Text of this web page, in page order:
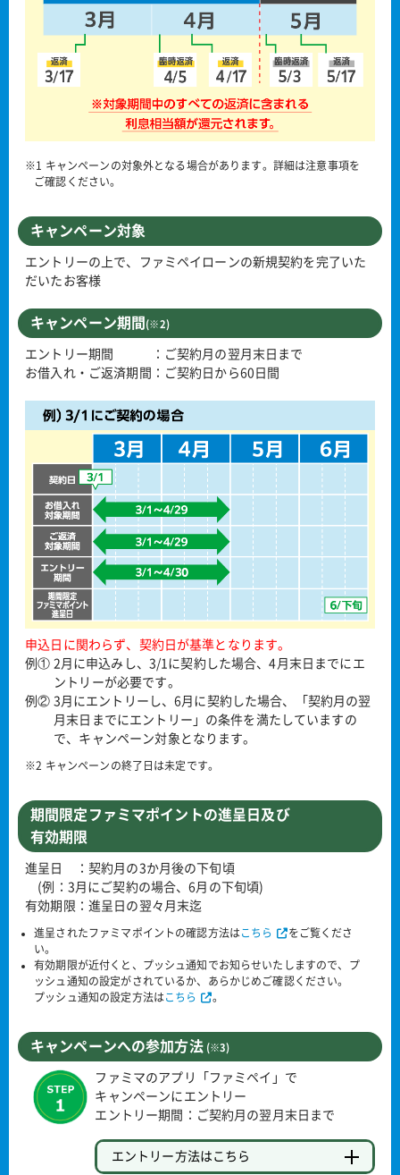
※1 キャンペーンの対象外となる場合があります。詳細は注意事項を
ご確認ください。
キャンペーン対象
エントリーの上で、ファミペイローンの新規契約を完了いた
だいたお客様
キャンペーン期間 (※2)
エントリー期間 ：ご契約月の翌月末日まで
お借入れ・ご返済期間：ご契約日から60日間
申込日に関わらず、契約日が基準となります。
例① 2月に申込みし、3/1に契約した場合、4月末日までにエ
ントリーが必要です。
例② 3月にエントリーし、6月に契約した場合、「契約月の翌
月末日までにエントリー」の条件を満たしていますの
で、キャンペーン対象となります。
※2 キャンペーンの終了日は未定です。
期間限定ファミマポイントの進呈日及び
有効期限
進呈日 ：契約月の3か月後の下旬頃
(例：3月にご契約の場合、6月の下旬頃)
有効期限：進呈日の翌々月末迄
進呈されたファミマポイントの確認方法はこちら
をご覧くださ
い。
有効期限が近付くと、プッシュ通知でお知らせいたしますので、プ
ッシュ通知の設定がされているか、あらかじめご確認ください。
プッシュ通知の設定方法はこちら 。
キャンペーンへの参加方法(※3)
ファミマのアプリ「ファミペイ」で
キャンペーンにエントリー
エントリー期間：ご契約月の翌月末日まで
エントリー方法はこちら